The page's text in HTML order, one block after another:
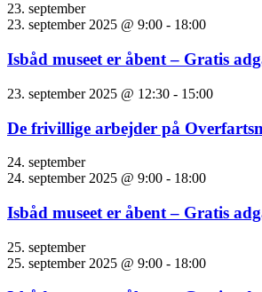
23. september
23. september 2025 @ 9:00 - 18:00
Isbåd museet er åbent – Gratis
23. september 2025 @ 12:30 - 15:00
De frivillige arbejder på
24. september
24. september 2025 @ 9:00 - 18:00
Isbåd museet er åbent – Gratis
25. september
25. september 2025 @ 9:00 - 18:00